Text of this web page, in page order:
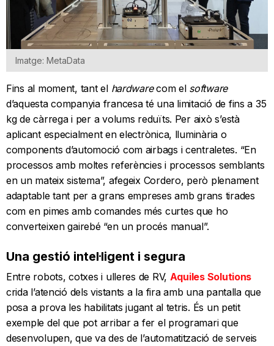
Imatge: MetaData
Fins al moment, tant el hardwarecom el software
d’aquesta companyia francesa té una limitació de fins a 35
kg de càrrega i per a volums reduïts. Per això s’està
aplicant especialment en electrònica, lluminària o
components d’automoció com airbags i centraletes. “En
processos amb moltes referències i processos semblants
en un mateix sistema”, afegeix Cordero, però plenament
adaptable tant per a grans empreses amb grans tirades
com en pimes amb comandes més curtes que ho
converteixen gairebé “en un procés manual”.
Una gestió intel·ligent i segura
Entre robots, cotxes i ulleres de RV, Aquiles Solutions
crida l’atenció dels vistants a la fira amb una pantalla que
posa a prova les habilitats jugant al tetris. És un petit
exemple del que pot arribar a fer el programari que
desenvolupen, que va des de l’automatització de serveis